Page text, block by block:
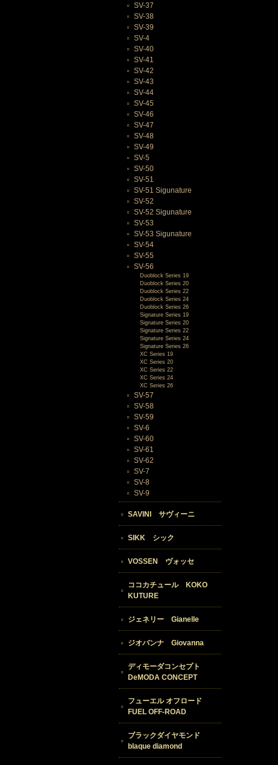
SV-37
SV-38
SV-39
SV-4
SV-40
SV-41
SV-42
SV-43
SV-44
SV-45
SV-46
SV-47
SV-48
SV-49
SV-5
SV-50
SV-51
SV-51 Sigunature
SV-52
SV-52 Sigunature
SV-53
SV-53 Sigunature
SV-54
SV-55
SV-56
Duoblock Series 19
Duoblock Series 20
Duoblock Series 22
Duoblock Series 24
Duoblock Series 26
Signature Series 19
Signature Series 20
Signature Series 22
Signature Series 24
Signature Series 26
XC Series 19
XC Series 20
XC Series 22
XC Series 24
XC Series 26
SV-57
SV-58
SV-59
SV-6
SV-60
SV-61
SV-62
SV-7
SV-8
SV-9
SAVINI サヴィーニ
SIKK シック
VOSSEN ヴォッセ
ココカチュール KOKO
KUTURE
ジェネリー Gianelle
ジオバンナ Giovanna
ディモーダコンセプト
DeMODA CONCEPT
フューエル オフロード
FUEL OFF-ROAD
ブラックダイヤモンド
blaque diamond